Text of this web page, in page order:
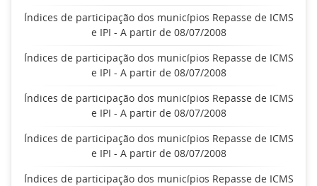
Índices de participação dos municípios Repasse de ICMS
e IPI - A partir de 08/07/2008
Índices de participação dos municípios Repasse de ICMS
e IPI - A partir de 08/07/2008
Índices de participação dos municípios Repasse de ICMS
e IPI - A partir de 08/07/2008
Índices de participação dos municípios Repasse de ICMS
e IPI - A partir de 08/07/2008
Índices de participação dos municípios Repasse de ICMS